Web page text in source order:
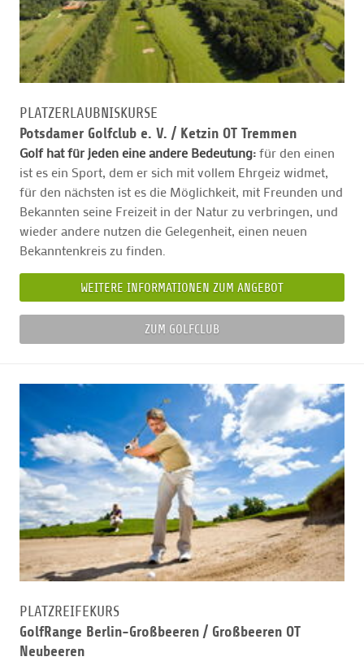
PLATZERLAUBNISKURSE
Potsdamer Golfclub e. V. / Ketzin OT Tremmen
Golf hat für jeden eine andere Bedeutung:für den einen
ist es ein Sport, dem er sich mit vollem Ehrgeiz widmet,
für den nächsten ist es die Möglichkeit, mit Freunden und
Bekannten seine Freizeit in der Natur zu verbringen, und
wieder andere nutzen die Gelegenheit, einen neuen
Bekanntenkreis zu finden.
WEITERE INFORMATIONEN ZUM ANGEBOT
ZUM GOLFCLUB
PLATZREIFEKURS
GolfRange Berlin-Großbeeren / Großbeeren OT
Neubeeren